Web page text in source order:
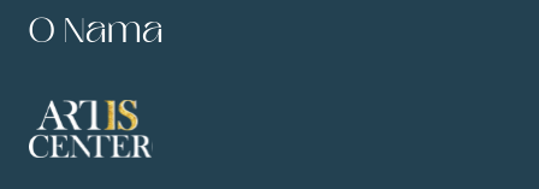
O Nama